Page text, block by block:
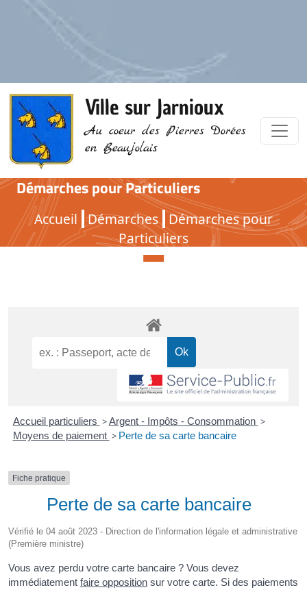
Ville sur Jarnioux
Au coeur des Pierres Dorées
en Beaujolais
Démarches pour Particuliers
Accueil Démarches Démarches pour
Particuliers
Démarches pour Particuliers
Accueil particuliers > Argent - Impôts - Consommation >
Moyens de paiement > Perte de sa carte bancaire
Fiche pratique
Perte de sa carte bancaire
Vérifié le 04 août 2023 - Direction de l'information légale et administrative
(Première ministre)
Vous avez perdu votre carte bancaire ? Vous devez
immédiatement faire opposition sur votre carte. Si des paiements